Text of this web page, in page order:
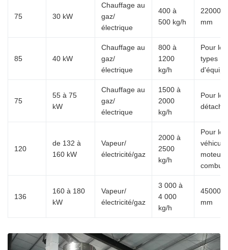
75 30 kW
Chauffage au
gaz/
électrique
400 à
500 kg/h
mm
85 40 kW
Chauffage au
gaz/
électrique
800 à
1200
kg/h
Pour
types
75
55 à 75
kW
Chauffage au
gaz/
électrique
1500 à
2000
kg/h
Pour
120
de 132 à
160 kW
Vapeur/
électricité/gaz
2000 à
2500
kg/h
Pour les
moteur
136
160 à 180
kW
Vapeur/
électricité/gaz
3 000 à
4 000
kg/h
mm